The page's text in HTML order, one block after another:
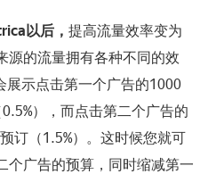
以后， 提高流量效率变为
源的流量拥有各种不同的效
展示点击第一个广告的1000
），而点击第二个广告的
订（1.5%）。这时候您就可
个广告的预算，同时缩减第一